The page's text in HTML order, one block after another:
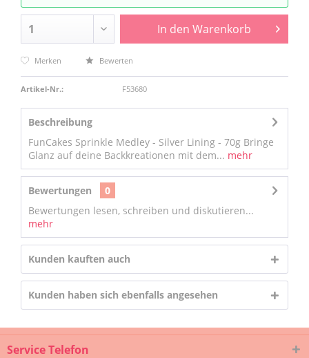
In den Warenkorb
Merken Bewerten
Artikel-Nr.: F53680
Beschreibung
FunCakes Sprinkle Medley - Silver Lining - 70g Bringe
Glanz auf deine Backkreationen mit dem... mehr
Bewertungen
0
Bewertungen lesen, schreiben und diskutieren...
mehr
Kunden kauften auch
Kunden haben sich ebenfalls angesehen
Service Telefon